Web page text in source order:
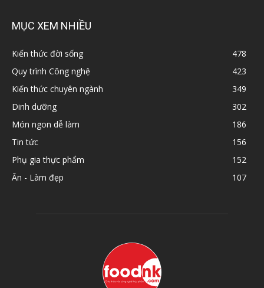
MỤC XEM NHIỀU
Kiến thức đời sống
478
Quy trình Công nghệ
423
Kiến thức chuyên ngành
349
Dinh dưỡng
302
Món ngon dễ làm
186
Tin tức
156
Phụ gia thực phẩm
152
Ăn - Làm đẹp
107